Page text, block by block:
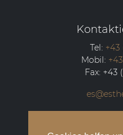
Tel: +43
Mobil:
Fax: +43
2340